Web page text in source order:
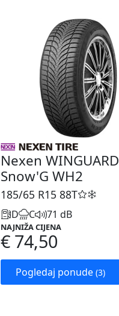
Nexen WINGUARD
Snow'G WH2
185/65 R15 88T
D C 71 dB
NAJNIŽA CIJENA
€ 74,50
Pogledaj ponude (3)